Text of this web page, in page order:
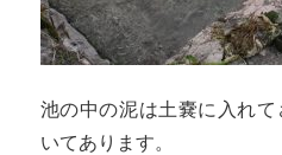
池の中の泥は土嚢に入れ
いてあります。